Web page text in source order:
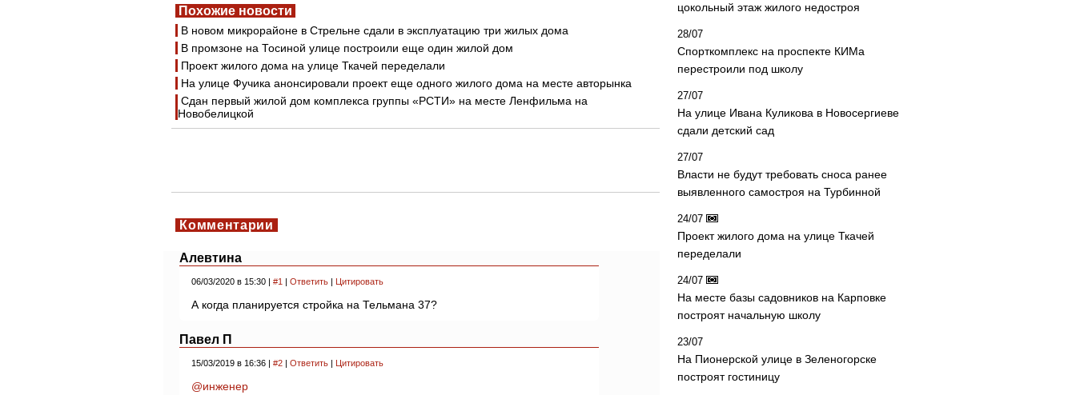
Похожие новости
В новом микрорайоне в Стрельне сдали в эксплуатацию три жилых дома
В промзоне на Тосиной улице построили еще один жилой дом
Проект жилого дома на улице Ткачей переделали
На улице Фучика анонсировали проект еще одного жилого дома на месте авторынка
Сдан первый жилой дом комплекса группы «РСТИ» на месте Ленфильма на
Новобелицкой
Комментарии
Алевтина
06/03/2020 в 15:30 | #1 | Ответить | Цитировать
А когда планируется стройка на Тельмана 37?
Павел П
15/03/2019 в 16:36 | #2 | Ответить | Цитировать
@инженер
цокольный этаж жилого недостроя
28/07
Спорткомплекс на проспекте КИМа
перестроили под школу
27/07
На улице Ивана Куликова в Новосергиеве
сдали детский сад
27/07
Власти не будут требовать сноса ранее
выявленного самостроя на Турбинной
24/07
Проект жилого дома на улице Ткачей
переделали
24/07
На месте базы садовников на Карповке
построят начальную школу
23/07
На Пионерской улице в Зеленогорске
построят гостиницу